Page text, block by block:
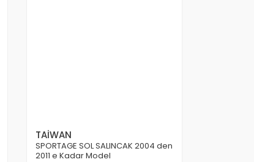
TAİWAN
SPORTAGE SOL SALINCAK 2004 den
2011 e Kadar Model